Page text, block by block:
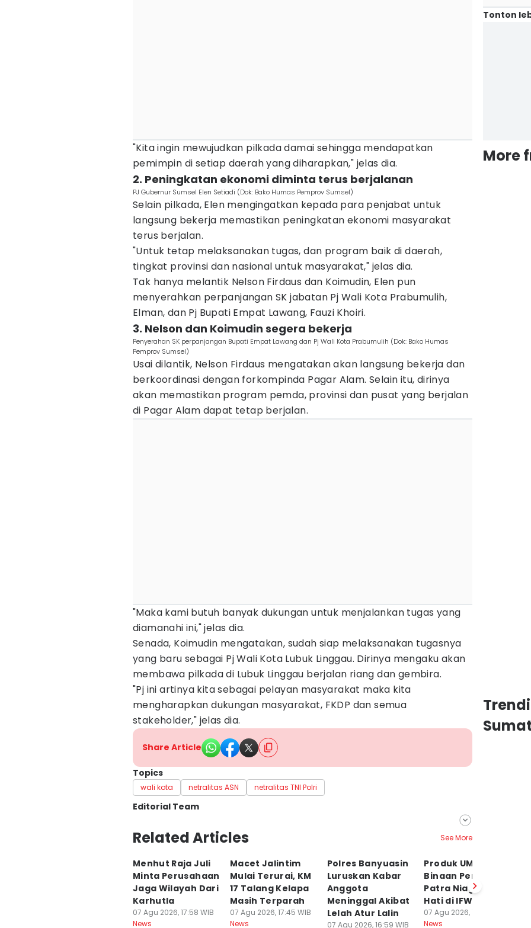
"Kita ingin mewujudkan pilkada damai sehingga mendapatkan
pemimpin di setiap daerah yang diharapkan," jelas dia.
2. Peningkatan ekonomi diminta terus berjalanan
PJ Gubernur Sumsel Elen Setiadi (Dok: Bako Humas Pemprov Sumsel)
Selain pilkada, Elen mengingatkan kepada para penjabat untuk
langsung bekerja memastikan peningkatan ekonomi masyarakat
terus berjalan.
"Untuk tetap melaksanakan tugas, dan program baik di daerah,
tingkat provinsi dan nasional untuk masyarakat," jelas dia.
Tak hanya melantik Nelson Firdaus dan Koimudin, Elen pun
menyerahkan perpanjangan SK jabatan Pj Wali Kota Prabumulih,
Elman, dan Pj Bupati Empat Lawang, Fauzi Khoiri.
3. Nelson dan Koimudin segera bekerja
Penyerahan SK perpanjangan Bupati Empat Lawang dan Pj Wali Kota Prabumulih (Dok: Bako Humas
Pemprov Sumsel)
Usai dilantik, Nelson Firdaus mengatakan akan langsung bekerja dan
berkoordinasi dengan forkompinda Pagar Alam. Selain itu, dirinya
akan memastikan program pemda, provinsi dan pusat yang berjalan
di Pagar Alam dapat tetap berjalan.
"Maka kami butuh banyak dukungan untuk menjalankan tugas yang
diamanahi ini," jelas dia.
Senada, Koimudin mengatakan, sudah siap melaksanakan tugasnya
yang baru sebagai Pj Wali Kota Lubuk Linggau. Dirinya mengaku akan
membawa pilkada di Lubuk Linggau berjalan riang dan gembira.
"Pj ini artinya kita sebagai pelayan masyarakat maka kita
mengharapkan dukungan masyarakat, FKDP dan semua
stakeholder," jelas dia.
Share Article
Topics
wali kota netralitas ASN netralitas TNI Polri
Editorial Team
Editor
Rangga Erfizal
Editor
Yogie Fadila
Related Articles See More
Menhut Raja Juli
Minta Perusahaan
Jaga Wilayah Dari
Karhutla
07 Agu 2026, 17:58 WIB
News
Macet Jalintim
Mulai Terurai, KM
17 Talang Kelapa
Masih Terparah
07 Agu 2026, 17:45 WIB
News
Polres Banyuasin
Luruskan Kabar
Anggota
Meninggal Akibat
Lelah Atur Lalin
07 Agu 2026, 16:59 WIB
Produk UMKM
Binaan Pertamina
Patra Niaga Pikat
Hati di IFW 2026
07 Agu 2026, 14:48 WIB
News
Tonton
More